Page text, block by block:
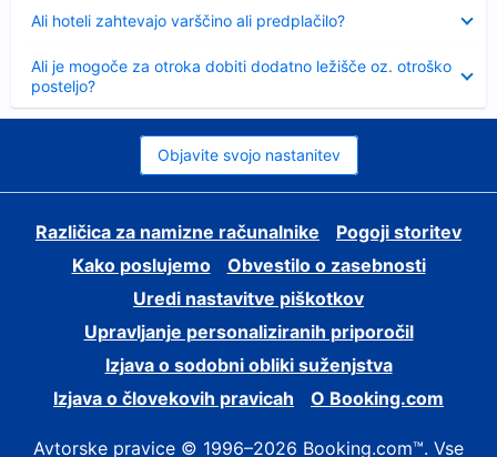
Ali hoteli zahtevajo varščino ali predplačilo?
Ali je mogoče za otroka dobiti dodatno ležišče oz. otroško
posteljo?
Objavite svojo nastanitev
Različica za namizne računalnike
Pogoji storitev
Kako poslujemo
Obvestilo o zasebnosti
Uredi nastavitve piškotkov
Upravljanje personaliziranih priporočil
Izjava o sodobni obliki suženjstva
Izjava o človekovih pravicah
O Booking.com
Avtorske pravice © 1996–2026 Booking.com™. Vse